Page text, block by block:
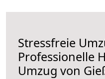
Stressfreie
Professionelle
Umzug von